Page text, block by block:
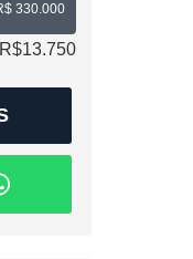
330.000
R$13.750